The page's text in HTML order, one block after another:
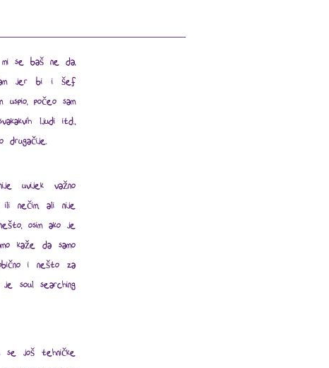
mi se baš ne da,
jer bi i šef
počeo sam
ljudi itd.,
drugačije.
uvijek važno
nečim, ali nije
osim ako je
kaže da samo
i nešto za
soul searching
se još tehničke